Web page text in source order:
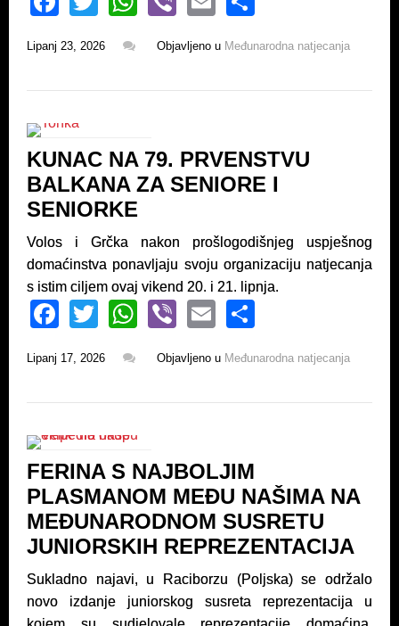
c
e
o
k
tt
er
at
s
p
er ail ar
e
Lipanj 23, 2026 Objavljeno u Međunarodna natjecanja
KUNAC NA 79. PRVENSTVU
BALKANA ZA SENIORE I
SENIORKE
Volos i Grčka nakon prošlogodišnjeg uspješnog
domaćinstva ponavljaju svoju organizaciju natjecanja
s istim ciljem ovaj vikend 20. i 21. lipnja.
F
c
e
o
k
T
tt
er
W
at
s
p
Vi
er
E
ail ar
e
Lipanj 17, 2026 Objavljeno u Međunarodna natjecanja
FERINA S NAJBOLJIM
PLASMANOM MEĐU NAŠIMA NA
MEĐUNARODNOM SUSRETU
JUNIORSKIH REPREZENTACIJA
Sukladno najavi, u Raciborzu (Poljska) se održalo
novo izdanje juniorskog susreta reprezentacija u